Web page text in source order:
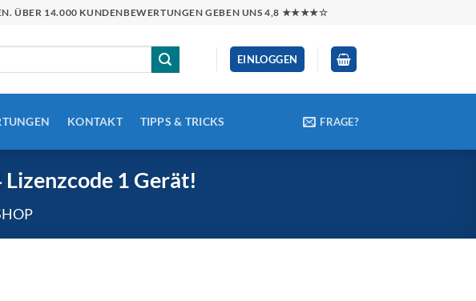
ÜBER 14.000 KUNDENBEWERTUNGEN GEBEN UNS 4,8 ★★★★☆
EINLOGGEN
KONTAKT TIPPS & TRICKS FRAGE?
1 Gerät!